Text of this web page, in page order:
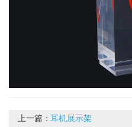
上一篇：耳机展示架